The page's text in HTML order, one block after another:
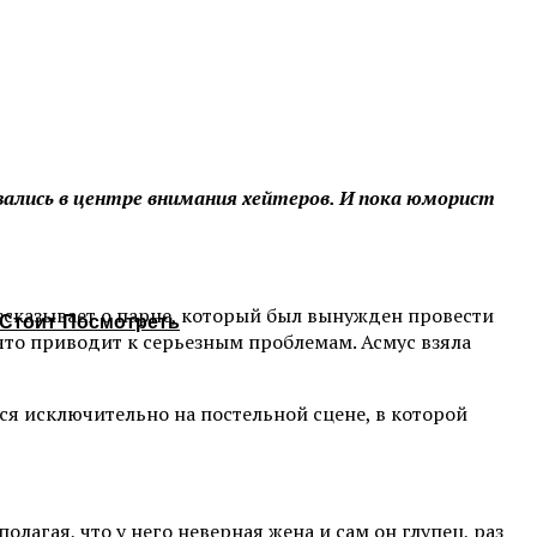
Посмотреть
в центре внимания хейтеров. И пока юморист
о парне, который был вынужден провести
приводит к серьезным проблемам. Асмус взяла
исключительно на постельной сцене, в которой
что у него неверная жена и сам он глупец, раз